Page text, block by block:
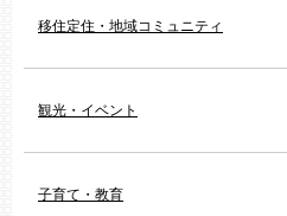
移住定住・地域コミュニティ
観光・イベント
子育て・教育